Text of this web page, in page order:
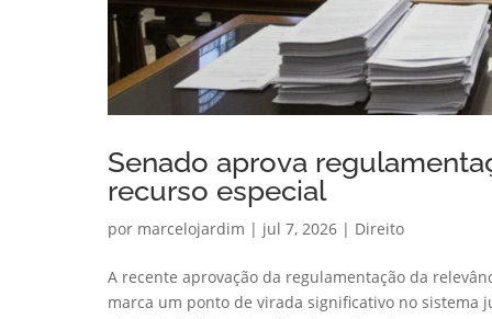
Senado aprova
recurso especial
por marcelojardim | jul 7, 2026 | Direito
A recente aprovação da regulamentação da
marca um ponto de virada significativo no